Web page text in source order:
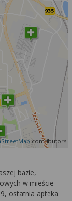
contributors
bazie,
w mieście
ostatnia apteka